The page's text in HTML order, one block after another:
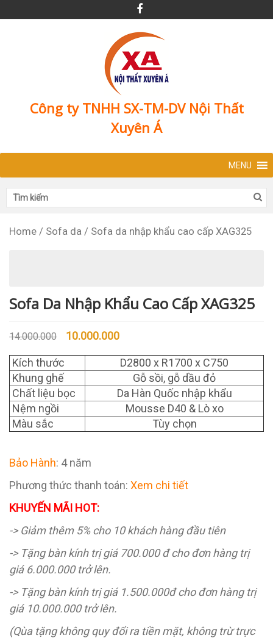
Công ty TNHH SX-TM-DV Nội Thất
Xuyên Á
MENU
Home / Sofa da / Sofa da nhập khẩu cao cấp XAG325
Sofa Da Nhập Khẩu Cao Cấp XAG325
14.000.000 10.000.000
Kích thước
D2800 x R1700 x C750
Khung ghế
Gỗ sồi, gỗ dầu đỏ
Chất liệu bọc
Da Hàn Quốc nhập khẩu
Nệm ngồi
Mousse D40 & Lò xo
Màu sắc
Tùy chọn
Bảo Hành: 4 năm
Phương thức thanh toán: Xem chi tiết
KHUYẾN MÃI HOT:
-> Giảm thêm 5% cho 10 khách hàng đầu tiên
-> Tặng bàn kính trị giá 700.000 đ cho đơn hàng trị
giá 6.000.000 trở lên.
-> Tặng bàn kính trị giá 1.500.000đ cho đơn hàng trị
giá 10.000.000 trở lên.
(Qùa tặng không quy đổi ra tiền mặt, không trừ trực